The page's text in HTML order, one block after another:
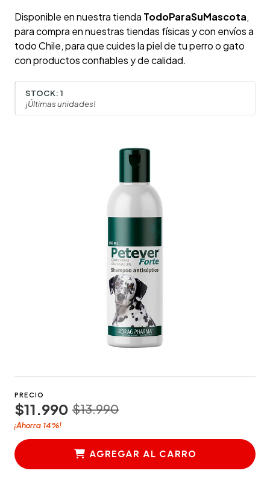
Disponible en nuestra tienda TodoParaSuMascota,
para compra en nuestras tiendas físicas y con envíos a
todo Chile, para que cuides la piel de tu perro o gato
con productos confiables y de calidad.
STOCK: 1
¡Últimas unidades!
PRECIO
$11.990 $13.990
¡Ahorra 14%!
AGREGAR AL CARRO